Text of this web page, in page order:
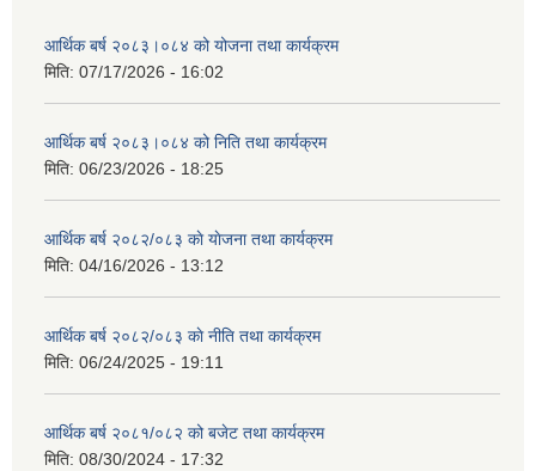
आर्थिक बर्ष २०८३।०८४ को योजना तथा कार्यक्रम
मिति: 07/17/2026 - 16:02
आर्थिक बर्ष २०८३।०८४ को निति तथा कार्यक्रम
मिति: 06/23/2026 - 18:25
आर्थिक बर्ष २०८२/०८३ काे याेजना तथा कार्यक्रम
मिति: 04/16/2026 - 13:12
आर्थिक बर्ष २०८२/०८३ काे नीति तथा कार्यक्रम
मिति: 06/24/2025 - 19:11
आर्थिक बर्ष २०८१/०८२ को बजेट तथा कार्यक्रम
मिति: 08/30/2024 - 17:32